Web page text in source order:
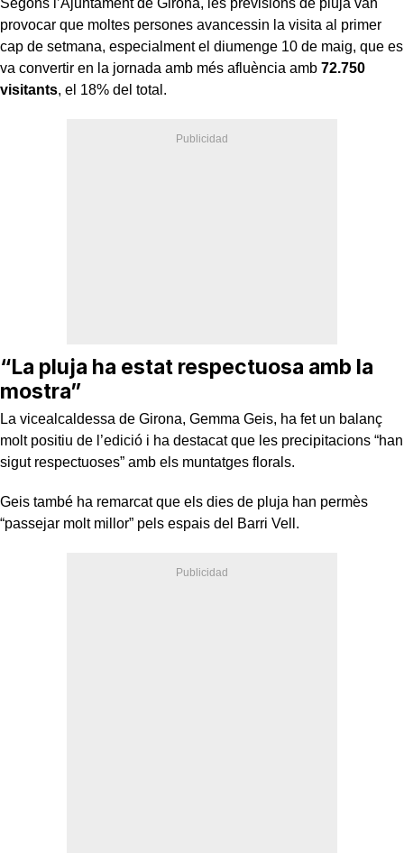
provocar que moltes persones avancessin la visita al primer
cap de setmana, especialment el diumenge 10 de maig, que es
va convertir en la jornada amb més afluència amb 72.750
visitants, el 18% del total.
“La pluja ha estat respectuosa amb la
mostra”
La vicealcaldessa de Girona, Gemma Geis, ha fet un balanç
molt positiu de l’edició i ha destacat que les precipitacions “han
sigut respectuoses” amb els muntatges florals.
Geis també ha remarcat que els dies de pluja han permès
“passejar molt millor” pels espais del Barri Vell.